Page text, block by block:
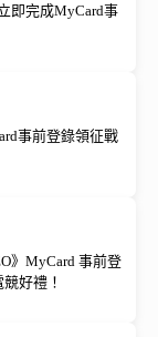
即完成MyCard事
事前登錄領征戰
》MyCard 事前登
好禮！